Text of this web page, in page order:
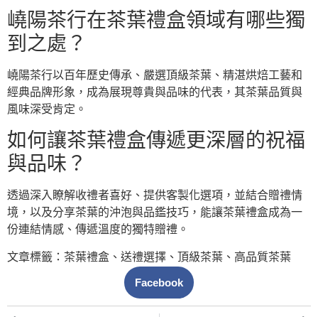
嶢陽茶行在茶葉禮盒領域有哪些獨
到之處？
嶢陽茶行以百年歷史傳承、嚴選頂級茶葉、精湛烘焙工藝和
經典品牌形象，成為展現尊貴與品味的代表，其茶葉品質與
風味深受肯定。
如何讓茶葉禮盒傳遞更深層的祝福
與品味？
透過深入瞭解收禮者喜好、提供客製化選項，並結合贈禮情
境，以及分享茶葉的沖泡與品鑑技巧，能讓茶葉禮盒成為一
份連結情感、傳遞溫度的獨特贈禮。
文章標籤： 茶葉禮盒 、 送禮選擇 、 頂級茶葉 、 高品質茶葉
Facebook